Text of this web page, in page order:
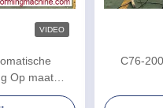
VIDEO
Op maat
C76-